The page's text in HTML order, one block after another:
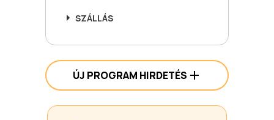
SZÁLLÁS
ÚJ PROGRAM HIRDETÉS